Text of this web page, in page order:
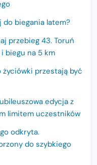
biegania latem?
przebieg 43. Toruń
i biegu na 5 km
życiówki przestają być
edycja z
limitem uczestników
odkryta.
do szybkiego